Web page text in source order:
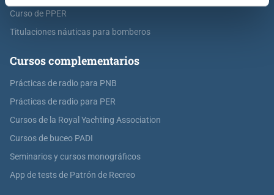
Curso de PPER
Titulaciones náuticas para bomberos
Cursos complementarios
Prácticas de radio para PNB
Prácticas de radio para PER
Cursos de la Royal Yachting Association
Cursos de buceo PADI
Seminarios y cursos monográficos
App de tests de Patrón de Recreo